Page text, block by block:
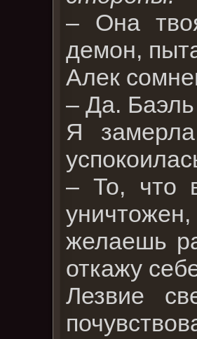
– Она
демон,
Алек
– Да.
Я
– То, что
желаешь
откажу
Лезвие